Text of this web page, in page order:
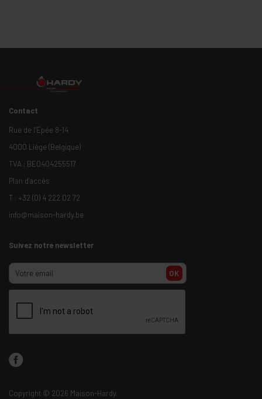
Contact
Rue de l’Epée 8-14
4000 Liège (Belgique)
TVA : BE0404255517
Plan d'accès
T : +32 (0) 4 222 02 72
info@maison-hardy.be
Suivez notre newsletter
OK
Copyright © 2026 Maison-Hardy.